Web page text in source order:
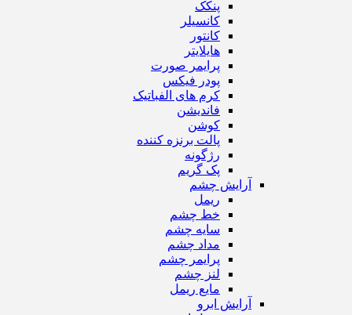
پنکک
کانسیلر
کانتور
هایلایتر
پرایمر صورت
پودر فیکس
کرم های الفباتیک
فاندیشن
کوشن
پالت برنزه کننده
رژگونه
پک گریم
آرایش چشم
ریمل
خط چشم
سایه چشم
مداد چشم
پرایمر چشم
لنز چشم
مایع ریمل
آرایش ابرو